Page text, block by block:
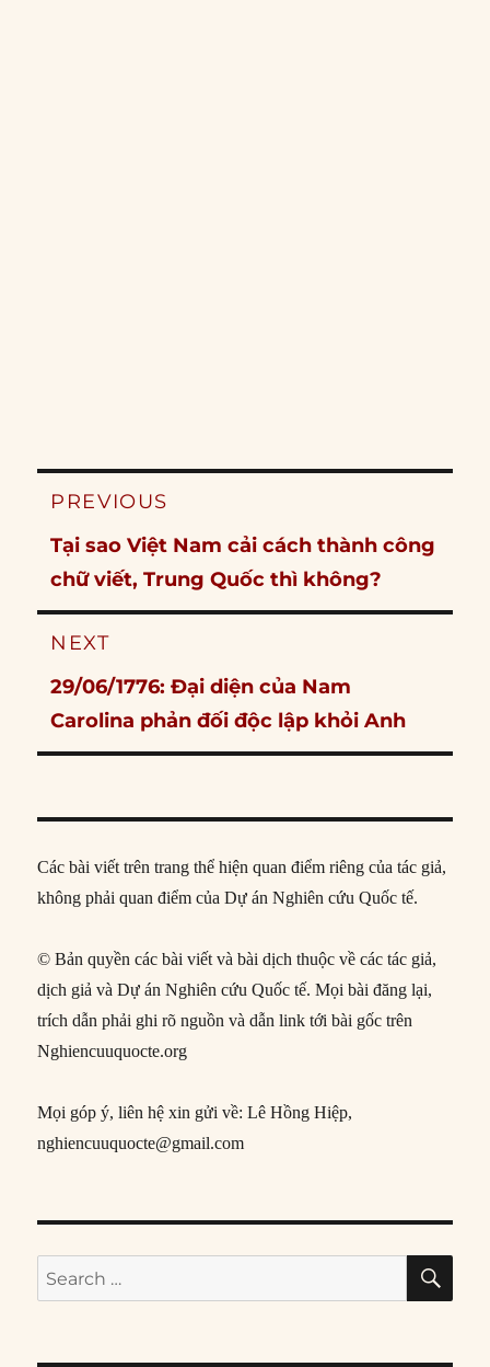
Post
PREVIOUS
Previous
post:
Tại sao Việt Nam cải cách thành công
chữ viết, Trung Quốc thì không?
NEXT
Next
post:
29/06/1776: Đại diện của Nam
Carolina phản đối độc lập khỏi Anh
Các bài viết trên trang thể hiện quan điểm riêng của tác giả,
không phải quan điểm của Dự án Nghiên cứu Quốc tế.
© Bản quyền các bài viết và bài dịch thuộc về các tác giả,
dịch giả và Dự án Nghiên cứu Quốc tế. Mọi bài đăng lại,
trích dẫn phải ghi rõ nguồn và dẫn link tới bài gốc trên
Nghiencuuquocte.org
Mọi góp ý, liên hệ xin gửi về: Lê Hồng Hiệp,
nghiencuuquocte@gmail.com
Search
for: